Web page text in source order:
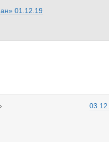
01.12.19